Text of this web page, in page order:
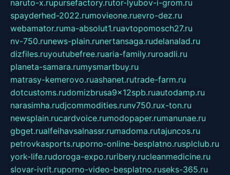
naruto-x.rupursefactory.rutor-lyubov-i-grom.ru
spayderhed-2022.rumovieone.ruevro-dez.ru
webamator.ruma-absolut1.ruavtopomosch27.ru
nv-750.runews-plain.runertansaga.rudelanalad.ru
dizfiles.ruyoutubefree.ruaria-family.ruroadli.ru
planeta-samara.rumysmartbuy.ru
matrasy-kemerovo.ruashanet.rutrade-farm.ru
dotcustoms.rudomizbrusa9x12spb.ruautodamp.ru
narasimha.rudjcommodities.runv750.rux-ton.ru
newsplain.rucardvoice.rumodopaper.rumanunae.ru
gbget.rualfeihavsalnassr.rumadoma.rutajuncos.ru
petrovkasports.ruporno-online-besplatno.rusplclub.ru
york-life.rudoroga-expo.ruribery.rucleanmedicine.ru
slovar-ivrit.ruporno-video-besplatno.ruseks-365.ru